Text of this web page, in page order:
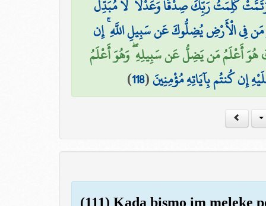
كَلِمَتُ رَبِّكَ صِدْقًا وَعَدْلًا ۚ لَّا مُبَدِّلَ
فِي الْأَرْضِ يُضِلُّوكَ عَن سَبِيلِ اللَّهِ ۚ إِن
هُوَ أَعْلَمُ مَن يَضِلُّ عَن سَبِيلِهِ ۖ وَهُوَ أَعْلَمُ
إِن كُنتُم بِآيَاتِهِ مُؤْمِنِينَ(
118
)
(111) Kada bismo im